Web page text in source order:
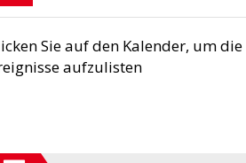
Sie auf den Kalender, um die
aufzulisten